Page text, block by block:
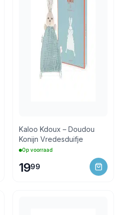
Kaloo Kdoux – Doudou
Konijn Vredesduifje
Op voorraad
1999